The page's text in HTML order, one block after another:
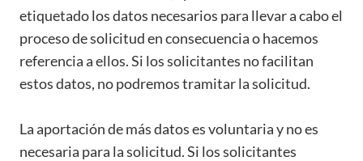
etiquetado los datos necesarios para llevar a cabo el
proceso de solicitud en consecuencia o hacemos
referencia a ellos. Si los solicitantes no facilitan
estos datos, no podremos tramitar la solicitud.
La aportación de más datos es voluntaria y no es
necesaria para la solicitud. Si los solicitantes